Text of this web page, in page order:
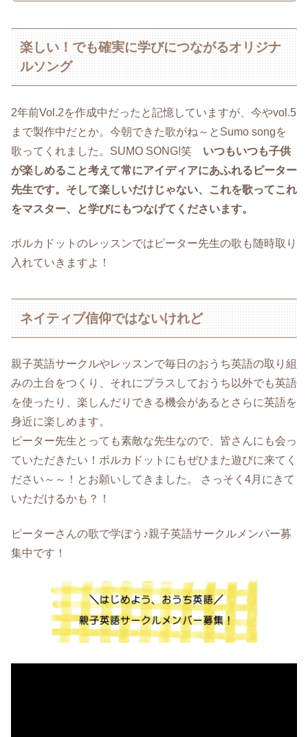
楽しい！でも確実に学びにつながるオリジナ
ルソング
2年前Vol.2を作成中だったと記憶していますが、今やvol.5
まで製作中だとか。今朝できた歌がね～とSumo songを
歌ってくれました。SUMO SONG!笑 いつもいつも子供
が楽しめること考えて常にアイディアにあふれるピーター
先生です。そして楽しいだけじゃない、これを歌ってこれ
をマスター、と学びにもつなげてくださいます。
ポルカドットのレッスンではピーター先生の歌も随時取り
入れていきますよ！
ネイティブ信仰ではないけれど
親子英語サークルやレッスンで毎日のおうち英語の取り組
みの土台をつくり、それにプラスしておうち以外でも英語
を使ったり、楽しんだりできる機会があるとさらに英語を
身近に楽しめます。
ピーター先生とっても素敵な先生なので、皆さんにも会っ
ていただきたい！ポルカドットにもぜひまた遊びに来てく
ださい～～！とお願いしてきました。 さっそく4月にきて
いただけるかも？！
ピーターさんの歌で学ぼう♪親子英語サークルメンバー募
集中です！